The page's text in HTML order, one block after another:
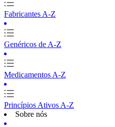
Fabricantes A-Z
Genéricos de A-Z
Medicamentos A-Z
Princípios Ativos A-Z
Sobre nós